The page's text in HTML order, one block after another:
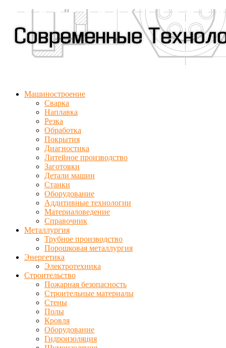
Машиностроение
Сварка
Наплавка
Резка
Обработка
Покрытия
Диагностика
Литейное производство
Заготовки
Детали машин
Станки
Оборудование
Аддитивные технологии
Материаловедение
Справочник
Металлургия
Трубное производство
Порошковая металлургия
Энергетика
Электротехника
Строительство
Пожарная безопасность
Строительные материалы
Стены
Полы
Кровля
Оборудование
Гидроизоляция